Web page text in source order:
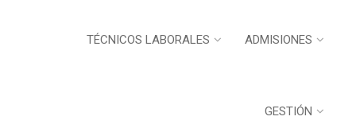
TÉCNICOS LABORALES ADMISIONES
GESTIÓN